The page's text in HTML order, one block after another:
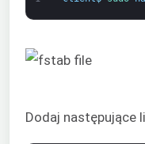
Dodaj następujące